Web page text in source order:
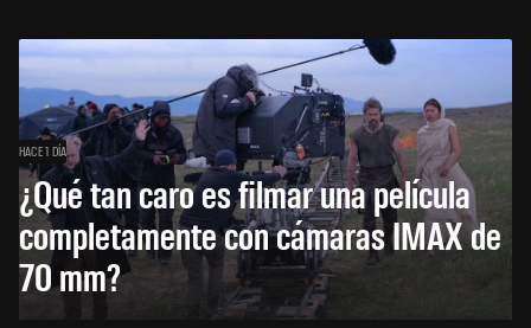
HACE 1 DÍA
¿Qué tan caro es filmar una película
completamente con cámaras IMAX de
70 mm?